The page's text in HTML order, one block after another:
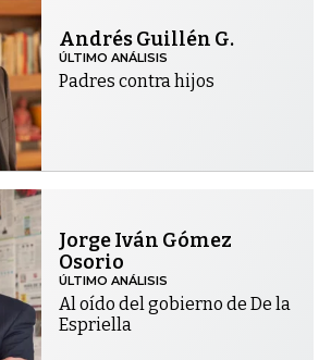
Andrés Guillén G.
ÚLTIMO ANÁLISIS
Padres contra hijos
Jorge Iván Gómez
Osorio
ÚLTIMO ANÁLISIS
Al oído del gobierno de De la
Espriella